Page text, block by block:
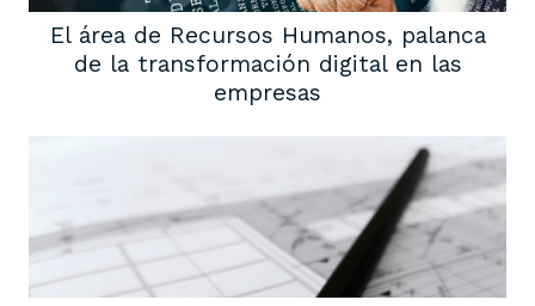
El área de Recursos Humanos, palanca
de la transformación digital en las
empresas